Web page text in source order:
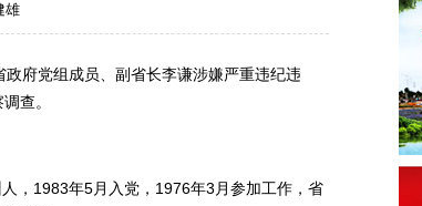
雄
府党组成员、副省长李谦涉嫌严重违纪违
查。
1983年5月入党，1976年3月参加工作，省